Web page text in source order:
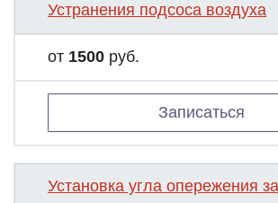
Устранения подсоса воздуха
от 1500 руб.
Записаться
Установка угла опережения